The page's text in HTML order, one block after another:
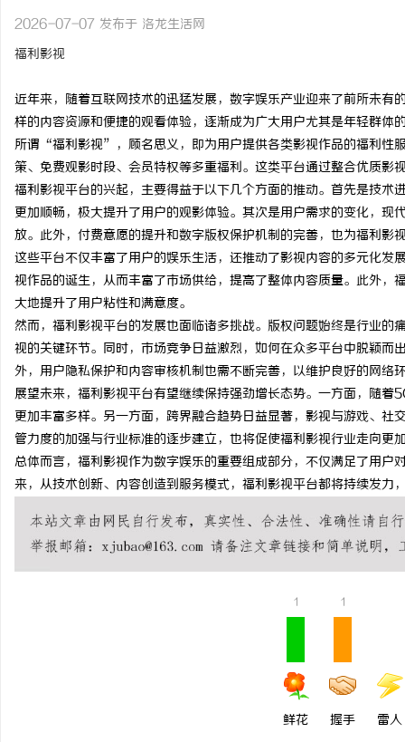
2026-07-07 发布于 洛龙生活网
福利影视
近年来，随着互联网技术的迅猛发展，数字娱乐产业迎来了前所未
样的内容资源和便捷的观看体验，逐渐成为广大用户尤其是年轻群体
所谓“福利影视”，顾名思义，即为用户提供各类影视作品的福利性
策、免费观影时段、会员特权等多重福利。这类平台通过整合优质影
福利影视平台的兴起，主要得益于以下几个方面的推动。首先是技
更加顺畅，极大提升了用户的观影体验。其次是用户需求的变化，
放。此外，付费意愿的提升和数字版权保护机制的完善，也为福利影
这些平台不仅丰富了用户的娱乐生活，还推动了影视内容的多元化
视作品的诞生，从而丰富了市场供给，提高了整体内容质量。此外
大地提升了用户粘性和满意度。
然而，福利影视平台的发展也面临诸多挑战。版权问题始终是行业
视的关键环节。同时，市场竞争日益激烈，如何在众多平台中脱颖
外，用户隐私保护和内容审核机制也需不断完善，以维护良好的网络
展望未来，福利影视平台有望继续保持强劲增长态势。一方面，随
更加丰富多样。另一方面，跨界融合趋势日益显著，影视与游戏、
管力度的加强与行业标准的逐步建立，也将促使福利影视行业走向更
总体而言，福利影视作为数字娱乐的重要组成部分，不仅满足了用
来，从技术创新、内容创造到服务模式，福利影视平台都将持续发力
1
鲜花
1
握手 雷人
揭秘！专业充电桩项目
哪些行业秘诀？